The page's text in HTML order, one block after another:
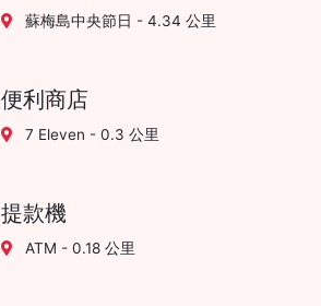
蘇梅島中央節日 - 4.34 公里
便利商店
7 Eleven - 0.3 公里
提款機
ATM - 0.18 公里